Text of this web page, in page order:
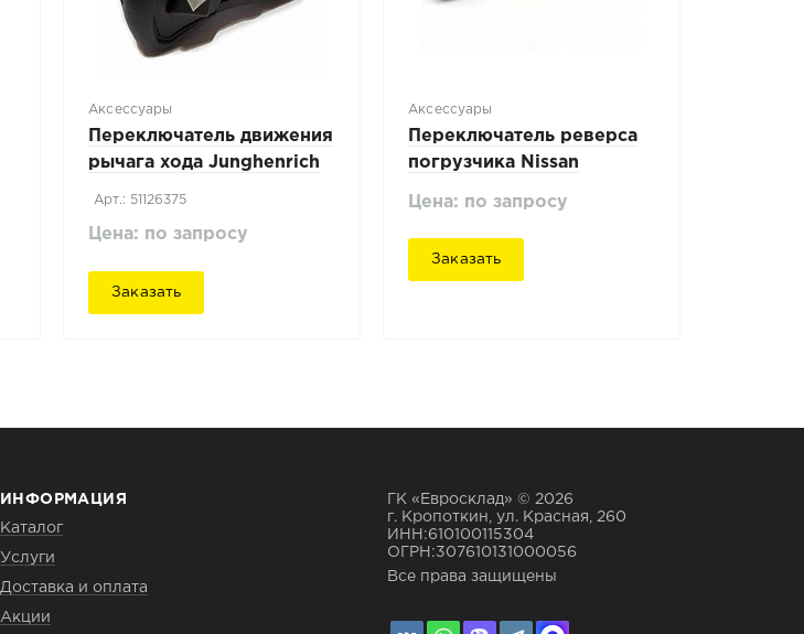
Аксессуары
Переключатель движения
рычага хода Junghenrich
Арт.: 51126375
Цена: по запросу
Заказать
Аксессуары
Переключатель реверса
погрузчика Nissan
Цена: по запросу
Заказать
ИНФОРМАЦИЯ
Каталог
Услуги
Доставка и оплата
Акции
ГК «Евросклад» © 2026
г. Кропоткин, ул. Красная, 260
ИНН:610100115304
ОГРН:307610131000056
Все права защищены